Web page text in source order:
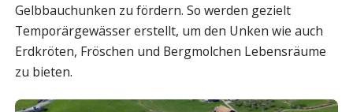
Gelbbauchunken zu fördern. So werden gezielt
Temporärgewässer erstellt, um den Unken wie auch
Erdkröten, Fröschen und Bergmolchen Lebensräume
zu bieten.